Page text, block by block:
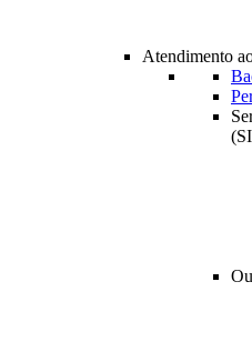
Atendimento